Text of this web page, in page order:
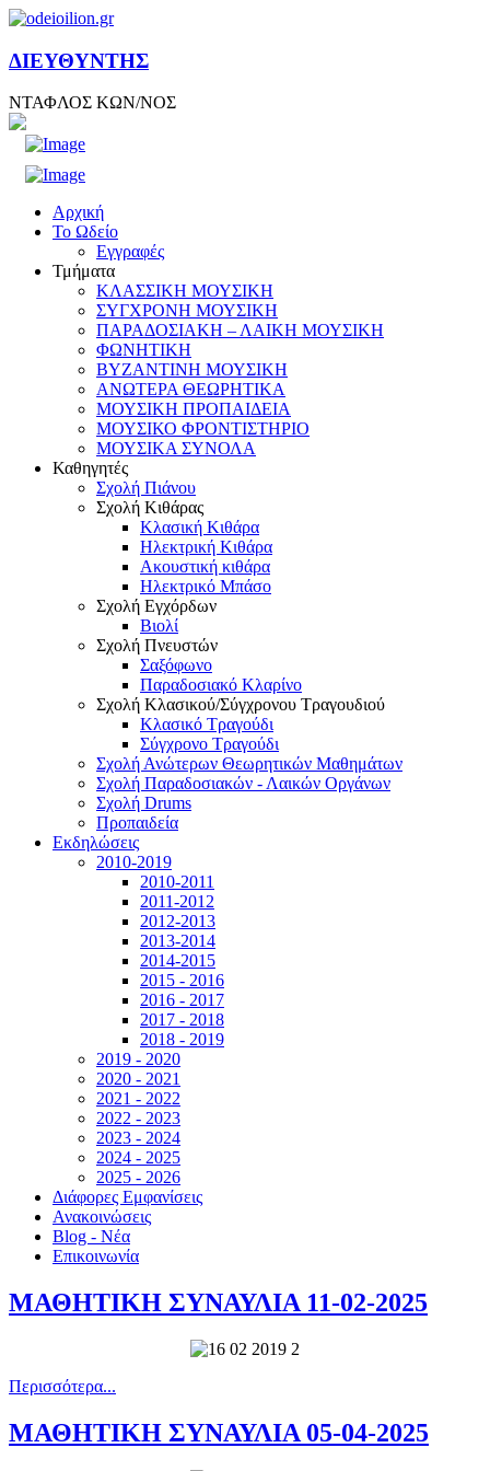
ΔΙΕΥΘΥΝΤΗΣ
ΝΤΑΦΛΟΣ ΚΩΝ/ΝΟΣ
Αρχική
Το Ωδείο
Εγγραφές
Τμήματα
ΚΛΑΣΣΙΚΗ ΜΟΥΣΙΚΗ
ΣΥΓΧΡΟΝΗ ΜΟΥΣΙΚΗ
ΠΑΡΑΔΟΣΙΑΚΗ – ΛΑΙΚΗ ΜΟΥΣΙΚΗ
ΦΩΝΗΤΙΚΗ
ΒΥΖΑΝΤΙΝΗ ΜΟΥΣΙΚΗ
ΑΝΩΤΕΡΑ ΘΕΩΡΗΤΙΚΑ
ΜΟΥΣΙΚΗ ΠΡΟΠΑΙΔΕΙΑ
ΜΟΥΣΙΚΟ ΦΡΟΝΤΙΣΤΗΡΙΟ
ΜΟΥΣΙΚΑ ΣΥΝΟΛΑ
Καθηγητές
Σχολή Πιάνου
Σχολή Κιθάρας
Κλασική Κιθάρα
Ηλεκτρική Κιθάρα
Ακουστική κιθάρα
Ηλεκτρικό Μπάσο
Σχολή Εγχόρδων
Βιολί
Σχολή Πνευστών
Σαξόφωνο
Παραδοσιακό Κλαρίνο
Σχολή Κλασικού/Σύγχρονου Τραγουδιού
Κλασικό Τραγούδι
Σύγχρονο Τραγούδι
Σχολή Ανώτερων Θεωρητικών Μαθημάτων
Σχολή Παραδοσιακών - Λαικών Οργάνων
Σχολή Drums
Προπαιδεία
Εκδηλώσεις
2010-2019
2010-2011
2011-2012
2012-2013
2013-2014
2014-2015
2015 - 2016
2016 - 2017
2017 - 2018
2018 - 2019
2019 - 2020
2020 - 2021
2021 - 2022
2022 - 2023
2023 - 2024
2024 - 2025
2025 - 2026
Διάφορες Εμφανίσεις
Ανακοινώσεις
Blog - Νέα
Επικοινωνία
ΜΑΘΗΤΙΚΗ ΣΥΝΑΥΛΙΑ 11-02-2025
Περισσότερα...
ΜΑΘΗΤΙΚΗ ΣΥΝΑΥΛΙΑ 05-04-2025